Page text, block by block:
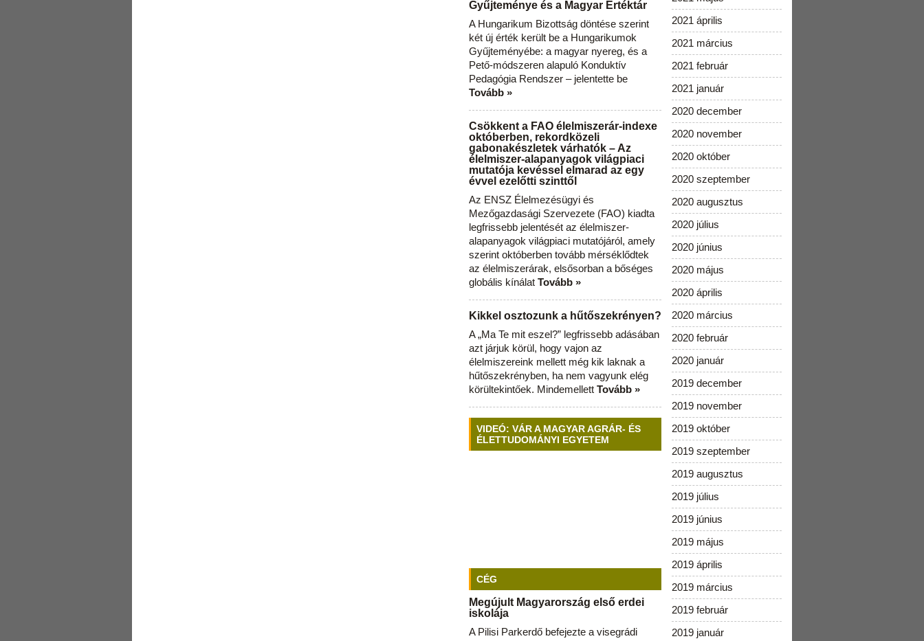
Gyűjteménye és a Magyar Értéktár
A Hungarikum Bizottság döntése szerint
két új érték került be a Hungarikumok
Gyűjteményébe: a magyar nyereg, és a
Pető-módszeren alapuló Konduktív
Pedagógia Rendszer – jelentette be
Tovább »
Csökkent a FAO élelmiszerár-indexe
októberben, rekordközeli
gabonakészletek várhatók – Az
élelmiszer-alapanyagok világpiaci
mutatója kevéssel elmarad az egy
évvel ezelőtti szinttől
Az ENSZ Élelmezésügyi és
Mezőgazdasági Szervezete (FAO) kiadta
legfrissebb jelentését az élelmiszer-
alapanyagok világpiaci mutatójáról, amely
szerint októberben tovább mérséklődtek
az élelmiszerárak, elsősorban a bőséges
globális kínálat Tovább »
Kikkel osztozunk a hűtőszekrényen?
A „Ma Te mit eszel?” legfrissebb adásában
azt járjuk körül, hogy vajon az
élelmiszereink mellett még kik laknak a
hűtőszekrényben, ha nem vagyunk elég
körültekintőek. Mindemellett Tovább »
VIDEÓ: VÁR A MAGYAR AGRÁR- ÉS
ÉLETTUDOMÁNYI EGYETEM
CÉG
Megújult Magyarország első erdei
iskolája
A Pilisi Parkerdő befejezte a visegrádi
2021 április
2021 március
2021 február
2021 január
2020 december
2020 november
2020 október
2020 szeptember
2020 augusztus
2020 július
2020 június
2020 május
2020 április
2020 március
2020 február
2020 január
2019 december
2019 november
2019 október
2019 szeptember
2019 augusztus
2019 július
2019 június
2019 május
2019 április
2019 március
2019 február
2019 január